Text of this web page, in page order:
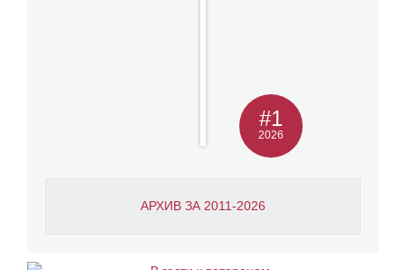
АРХИВ ЗА 2011-2026
#1
2026